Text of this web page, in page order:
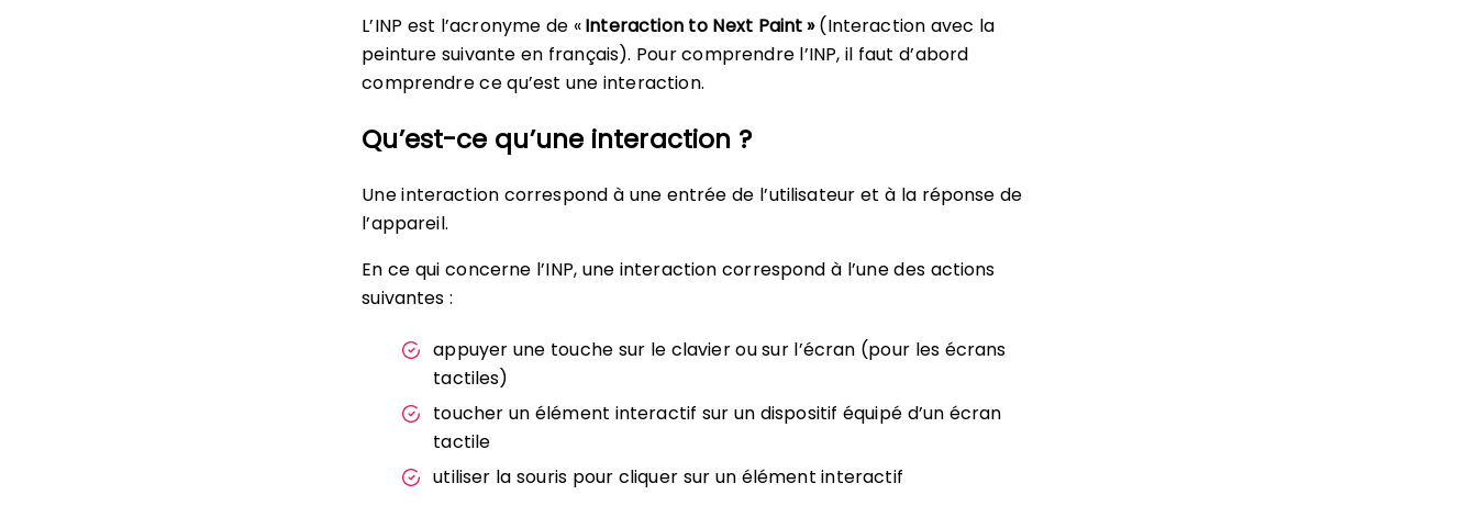
L’INP est l’acronyme de «Interaction to Next Paint »(Interaction avec la
peinture suivante en français). Pour comprendre l’INP, il faut d’abord
comprendre ce qu’est une interaction.
Qu’est-ce qu’une interaction ?
Une interaction correspond à une entrée de l’utilisateur et à la réponse de
l’appareil.
En ce qui concerne l’INP, une interaction correspond à l’une des actions
suivantes :
appuyer une touche sur le clavier ou sur l’écran (pour les écrans
tactiles)
toucher un élément interactif sur un dispositif équipé d’un écran
tactile
utiliser la souris pour cliquer sur un élément interactif